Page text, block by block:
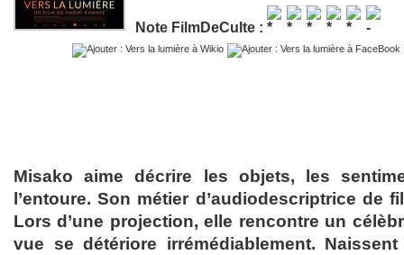
Note FilmDeCulte :
Misako aime décrire les objets, les
l’entoure. Son métier d’audiodescriptrice de
Lors d’une projection, elle rencontre un
vue se détériore irrémédiablement.